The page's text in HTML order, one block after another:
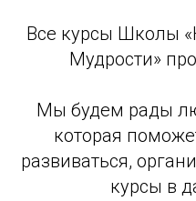
Все курсы Школы
Мудрости»
Мы будем рады
которая
развиваться,
курсы в